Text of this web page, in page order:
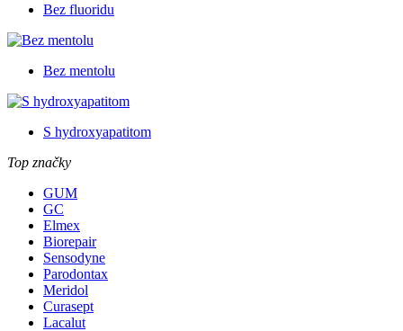
Bez fluoridu
Bez mentolu
S hydroxyapatitom
Top značky
GUM
GC
Elmex
Biorepair
Sensodyne
Parodontax
Meridol
Curasept
Lacalut